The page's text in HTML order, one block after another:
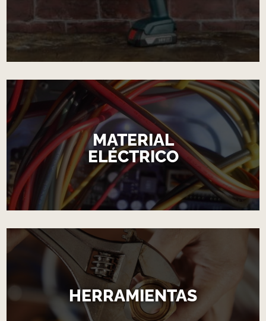
MATERIAL
ELÉCTRICO
HERRAMIENTAS